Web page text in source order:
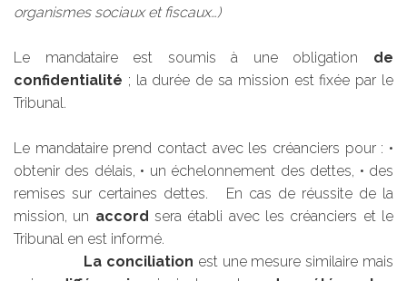
organismes sociaux et fiscaux…)
Le mandataire est soumis à une obligation de
confidentialité ; la durée de sa mission est fixée par le
Tribunal.
Le mandataire prend contact avec les créanciers pour : •
obtenir des délais, • un échelonnement des dettes, • des
remises sur certaines dettes. En cas de réussite de la
mission, un accord sera établi avec les créanciers et le
Tribunal en est informé.
La conciliation est une mesure similaire mais